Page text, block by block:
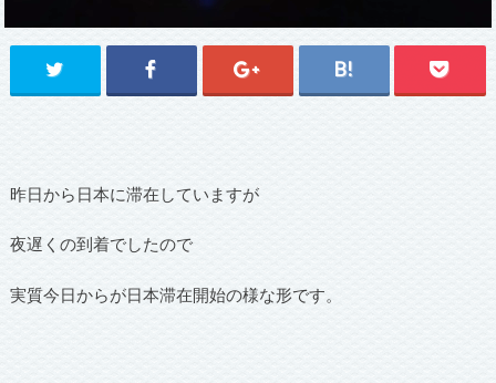
昨日から日本に滞在していますが
夜遅くの到着でしたので
実質今日からが日本滞在開始の様な形です。